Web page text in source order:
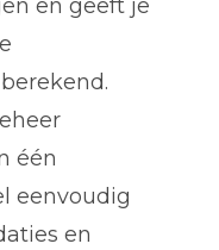
en geeft je
één
eenvoudig
en